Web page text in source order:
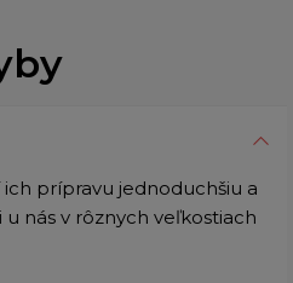
prípravu jednoduchšiu a
u nás v rôznych veľkostiach